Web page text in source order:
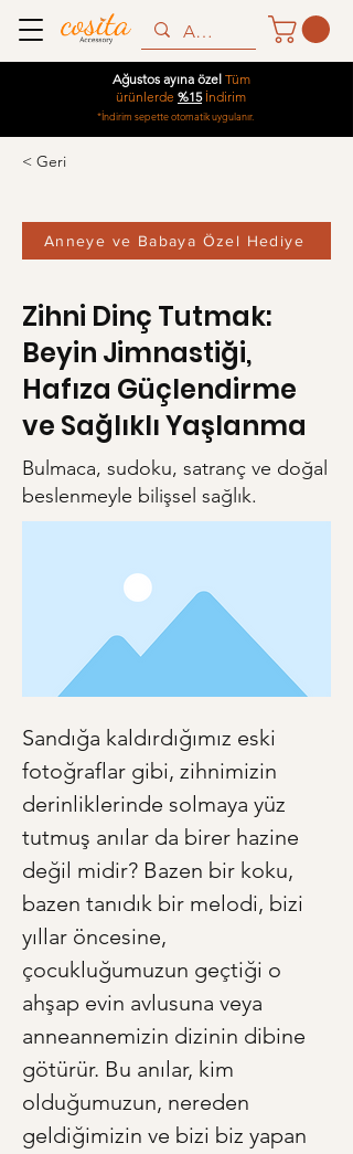
Ağustos ayına özel Tüm
ürünlerde %15İndirim
*İndirim sepette otomatik uygulanır.
< Geri
Anneye ve Babaya Özel Hediye
Zihni Dinç Tutmak:
Beyin Jimnastiği,
Hafıza Güçlendirme
ve Sağlıklı Yaşlanma
Bulmaca, sudoku, satranç ve doğal
beslenmeyle bilişsel sağlık.
Sandığa kaldırdığımız eski
fotoğraflar gibi, zihnimizin
derinliklerinde solmaya yüz
tutmuş anılar da birer hazine
değil midir? Bazen bir koku,
bazen tanıdık bir melodi, bizi
yıllar öncesine,
çocukluğumuzun geçtiği o
ahşap evin avlusuna veya
anneannemizin dizinin dibine
götürür. Bu anılar, kim
olduğumuzun, nereden
geldiğimizin ve bizi biz yapan